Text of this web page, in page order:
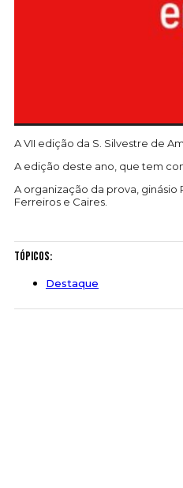
A VII edição da S. Silvestre de
A edição deste ano, que tem
A organização da prova,
Ferreiros e Caires.
Tópicos:
Destaque